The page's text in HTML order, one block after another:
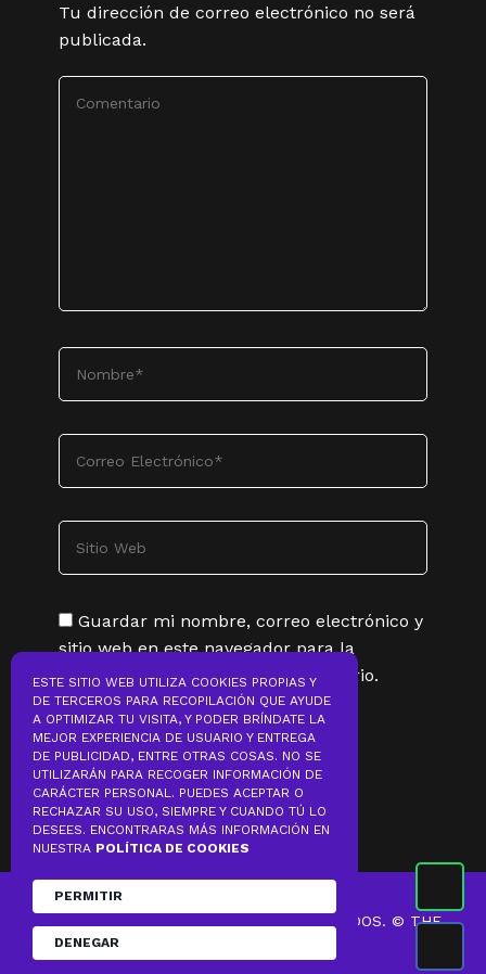
Tu dirección de correo electrónico no será
publicada.
Guardar mi nombre, correo electrónico y
sitio web en este navegador para la
próxima vez que haga un comentario.
2022 – TODOS LOS DERECHOS RESERVADOS. © THE
ESTE SITIO WEB UTILIZA COOKIES PROPIAS Y
DE TERCEROS PARA RECOPILACIÓN QUE AYUDE
A OPTIMIZAR TU VISITA, Y PODER BRÍNDATE LA
MEJOR EXPERIENCIA DE USUARIO Y ENTREGA
DE PUBLICIDAD, ENTRE OTRAS COSAS. NO SE
UTILIZARÁN PARA RECOGER INFORMACIÓN DE
CARÁCTER PERSONAL. PUEDES ACEPTAR O
RECHAZAR SU USO, SIEMPRE Y CUANDO TÚ LO
DESEES. ENCONTRARAS MÁS INFORMACIÓN EN
NUESTRA POLÍTICA DE COOKIES
PERMITIR
DENEGAR